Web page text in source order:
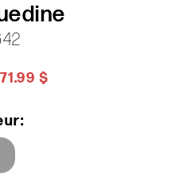
71.99 $